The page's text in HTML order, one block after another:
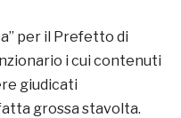
per il Prefetto di
i cui contenuti
giudicati
grossa stavolta.